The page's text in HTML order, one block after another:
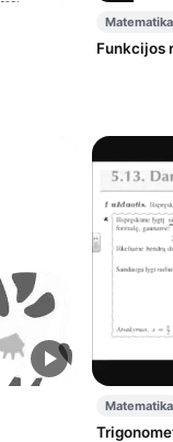
Matematika
Funkcijos
Matematika